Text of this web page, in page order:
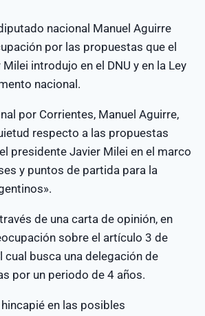
nacional Manuel Aguirre
por las propuestas que el
introdujo en el DNU y en la Ley
nacional.
por Corrientes, Manuel Aguirre,
respecto a las propuestas
presidente Javier Milei en el marco
y puntos de partida para la
de una carta de opinión, en
sobre el artículo 3 de
cual busca una delegación de
por un periodo de 4 años.
en las posibles